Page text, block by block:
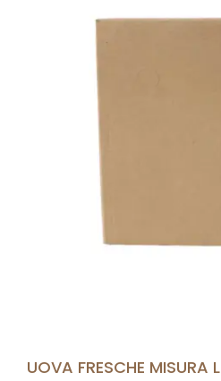
UOVA FRESCHE MISURA L